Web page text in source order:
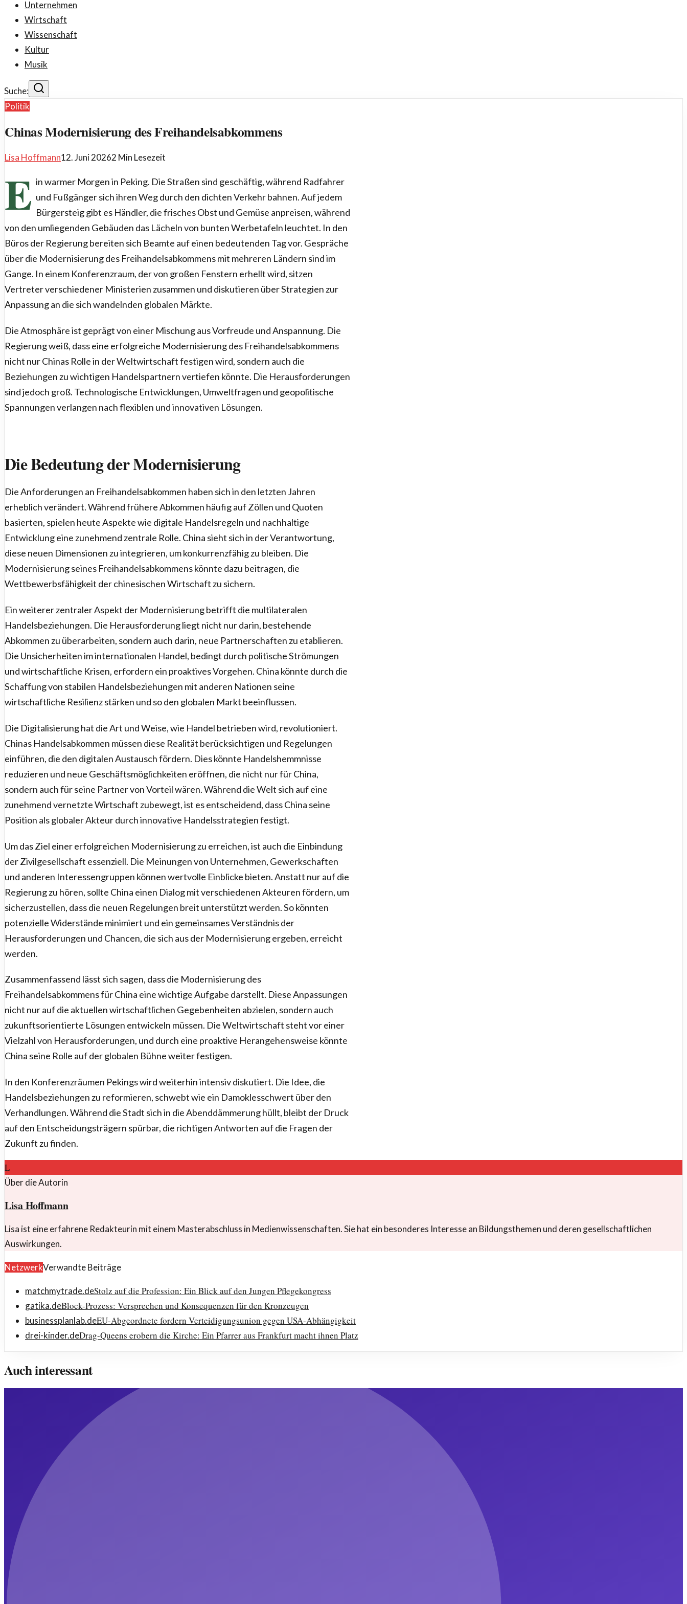
Unternehmen
Wirtschaft
Wissenschaft
Kultur
Musik
Suche:
Politik
Chinas Modernisierung des Freihandelsabkommens
Lisa Hoffmann12. Juni 20262 Min Lesezeit
E in warmer Morgen in Peking. Die Straßen sind geschäftig, während Radfahrer
und Fußgänger sich ihren Weg durch den dichten Verkehr bahnen. Auf jedem
Bürgersteig gibt es Händler, die frisches Obst und Gemüse anpreisen, während
von den umliegenden Gebäuden das Lächeln von bunten Werbetafeln leuchtet. In den
Büros der Regierung bereiten sich Beamte auf einen bedeutenden Tag vor. Gespräche
über die Modernisierung des Freihandelsabkommens mit mehreren Ländern sind im
Gange. In einem Konferenzraum, der von großen Fenstern erhellt wird, sitzen
Vertreter verschiedener Ministerien zusammen und diskutieren über Strategien zur
Anpassung an die sich wandelnden globalen Märkte.
Die Atmosphäre ist geprägt von einer Mischung aus Vorfreude und Anspannung. Die
Regierung weiß, dass eine erfolgreiche Modernisierung des Freihandelsabkommens
nicht nur Chinas Rolle in der Weltwirtschaft festigen wird, sondern auch die
Beziehungen zu wichtigen Handelspartnern vertiefen könnte. Die Herausforderungen
sind jedoch groß. Technologische Entwicklungen, Umweltfragen und geopolitische
Spannungen verlangen nach flexiblen und innovativen Lösungen.
Die Bedeutung der Modernisierung
Die Anforderungen an Freihandelsabkommen haben sich in den letzten Jahren
erheblich verändert. Während frühere Abkommen häufig auf Zöllen und Quoten
basierten, spielen heute Aspekte wie digitale Handelsregeln und nachhaltige
Entwicklung eine zunehmend zentrale Rolle. China sieht sich in der Verantwortung,
diese neuen Dimensionen zu integrieren, um konkurrenzfähig zu bleiben. Die
Modernisierung seines Freihandelsabkommens könnte dazu beitragen, die
Wettbewerbsfähigkeit der chinesischen Wirtschaft zu sichern.
Ein weiterer zentraler Aspekt der Modernisierung betrifft die multilateralen
Handelsbeziehungen. Die Herausforderung liegt nicht nur darin, bestehende
Abkommen zu überarbeiten, sondern auch darin, neue Partnerschaften zu etablieren.
Die Unsicherheiten im internationalen Handel, bedingt durch politische Strömungen
und wirtschaftliche Krisen, erfordern ein proaktives Vorgehen. China könnte durch die
Schaffung von stabilen Handelsbeziehungen mit anderen Nationen seine
wirtschaftliche Resilienz stärken und so den globalen Markt beeinflussen.
Die Digitalisierung hat die Art und Weise, wie Handel betrieben wird, revolutioniert.
Chinas Handelsabkommen müssen diese Realität berücksichtigen und Regelungen
einführen, die den digitalen Austausch fördern. Dies könnte Handelshemmnisse
reduzieren und neue Geschäftsmöglichkeiten eröffnen, die nicht nur für China,
sondern auch für seine Partner von Vorteil wären. Während die Welt sich auf eine
zunehmend vernetzte Wirtschaft zubewegt, ist es entscheidend, dass China seine
Position als globaler Akteur durch innovative Handelsstrategien festigt.
Um das Ziel einer erfolgreichen Modernisierung zu erreichen, ist auch die Einbindung
der Zivilgesellschaft essenziell. Die Meinungen von Unternehmen, Gewerkschaften
und anderen Interessengruppen können wertvolle Einblicke bieten. Anstatt nur auf die
Regierung zu hören, sollte China einen Dialog mit verschiedenen Akteuren fördern, um
sicherzustellen, dass die neuen Regelungen breit unterstützt werden. So könnten
potenzielle Widerstände minimiert und ein gemeinsames Verständnis der
Herausforderungen und Chancen, die sich aus der Modernisierung ergeben, erreicht
werden.
Zusammenfassend lässt sich sagen, dass die Modernisierung des
Freihandelsabkommens für China eine wichtige Aufgabe darstellt. Diese Anpassungen
nicht nur auf die aktuellen wirtschaftlichen Gegebenheiten abzielen, sondern auch
zukunftsorientierte Lösungen entwickeln müssen. Die Weltwirtschaft steht vor einer
Vielzahl von Herausforderungen, und durch eine proaktive Herangehensweise könnte
China seine Rolle auf der globalen Bühne weiter festigen.
In den Konferenzräumen Pekings wird weiterhin intensiv diskutiert. Die Idee, die
Handelsbeziehungen zu reformieren, schwebt wie ein Damoklesschwert über den
Verhandlungen. Während die Stadt sich in die Abenddämmerung hüllt, bleibt der Druck
auf den Entscheidungsträgern spürbar, die richtigen Antworten auf die Fragen der
Zukunft zu finden.
L
Über die Autorin
Lisa Hoffmann
Lisa ist eine erfahrene Redakteurin mit einem Masterabschluss in Medienwissenschaften. Sie hat ein besonderes Interesse an Bildungsthemen und deren gesellschaftlichen
Auswirkungen.
NetzwerkVerwandte Beiträge
matchmytrade.deStolz auf die Profession: Ein Blick auf den Jungen Pflegekongress
gatika.deBlock-Prozess: Versprechen und Konsequenzen für den Kronzeugen
businessplanlab.deEU-Abgeordnete fordern Verteidigungsunion gegen USA-Abhängigkeit
drei-kinder.deDrag-Queens erobern die Kirche: Ein Pfarrer aus Frankfurt macht ihnen Platz
Auch interessant